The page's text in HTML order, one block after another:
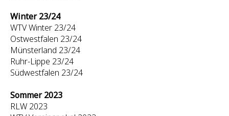
Winter 23/24
WTV Winter 23/24
Ostwestfalen 23/24
Münsterland 23/24
Ruhr-Lippe 23/24
Südwestfalen 23/24
Sommer 2023
RLW 2023